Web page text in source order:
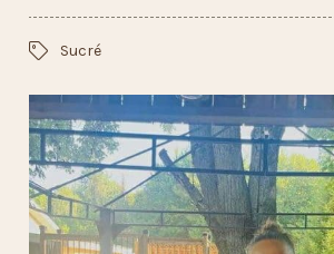
Sucré